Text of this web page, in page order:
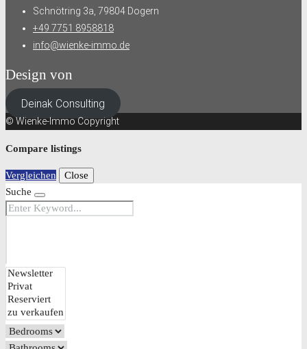
Schnötring 3a, 79804 Dogern
+49 7751 8958818
info@wienke-immo.de
Design von
Deinak Consulting
© Wienke-Immo Copyright
Compare listings
Vergleichen
Close
Suche